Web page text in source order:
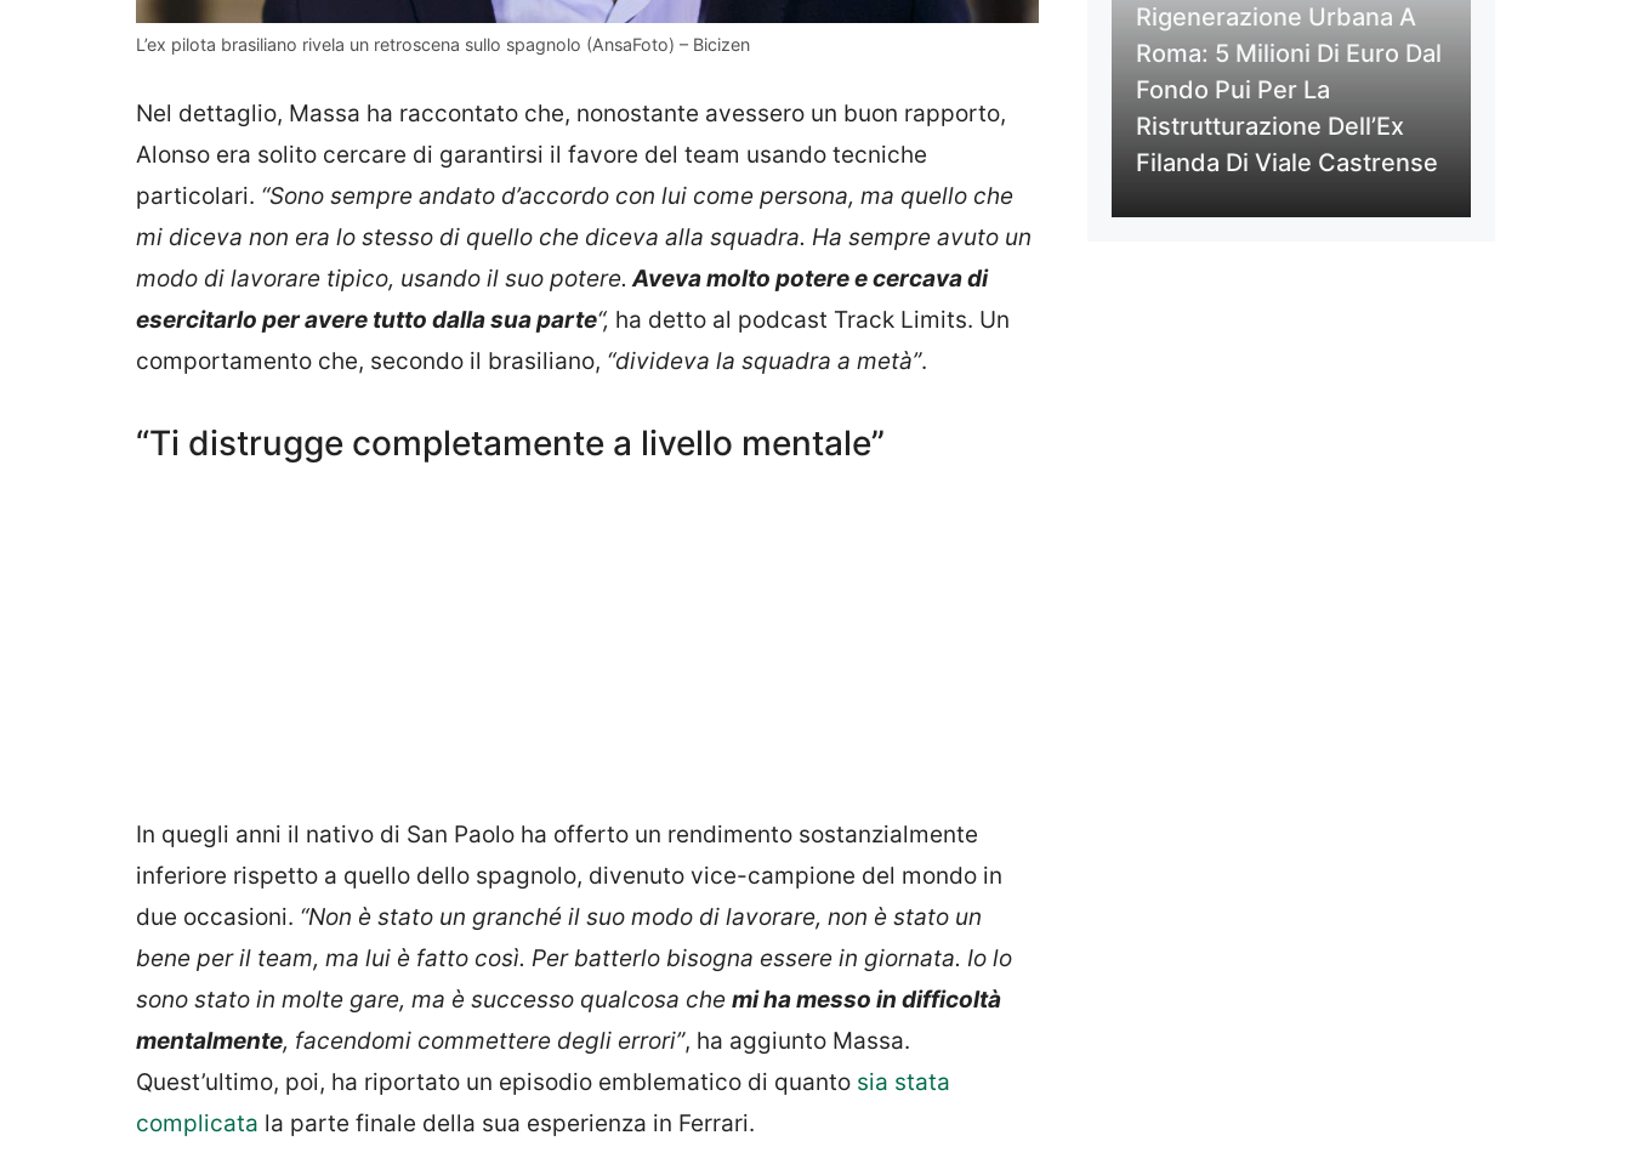
L’ex pilota brasiliano rivela un retroscena sullo spagnolo (AnsaFoto) – Bicizen
Nel dettaglio, Massa ha raccontato che, nonostante avessero un buon rapporto,
Alonso era solito cercare di garantirsi il favore del team usando tecniche
particolari. “Sono sempre andato d’accordo con lui come persona, ma quello che
mi diceva non era lo stesso di quello che diceva alla squadra. Ha sempre avuto un
modo di lavorare tipico, usando il suo potere. Aveva molto potere e cercava di
esercitarlo per avere tutto dalla sua parte“, ha detto al podcast Track Limits. Un
comportamento che, secondo il brasiliano, “divideva la squadra a metà”.
“Ti distrugge completamente a livello mentale”
In quegli anni il nativo di San Paolo ha offerto un rendimento sostanzialmente
inferiore rispetto a quello dello spagnolo, divenuto vice-campione del mondo in
due occasioni. “Non è stato un granché il suo modo di lavorare, non è stato un
bene per il team, ma lui è fatto così. Per batterlo bisogna essere in giornata. Io lo
sono stato in molte gare, ma è successo qualcosa che mi ha messo in difficoltà
mentalmente, facendomi commettere degli errori”, ha aggiunto Massa.
Quest’ultimo, poi, ha riportato un episodio emblematico di quanto sia stata
complicata la parte finale della sua esperienza in Ferrari.
Rigenerazione Urbana A
Roma: 5 Milioni Di Euro Dal
Fondo Pui Per La
Ristrutturazione Dell’Ex
Filanda Di Viale Castrense